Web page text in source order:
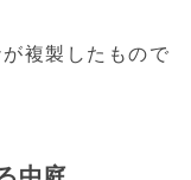
複製したもので